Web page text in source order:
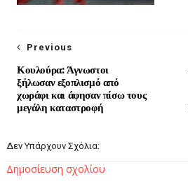
Previous
Κουλούρα: Άγνωστοι
ξήλωσαν εξοπλισμό από
χωράφι και άφησαν πίσω τους
μεγάλη καταστροφή
Δεν Υπάρχουν Σχόλια:
Δημοσίευση σχολίου